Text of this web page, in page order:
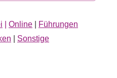
Online
Führungen
Sonstige